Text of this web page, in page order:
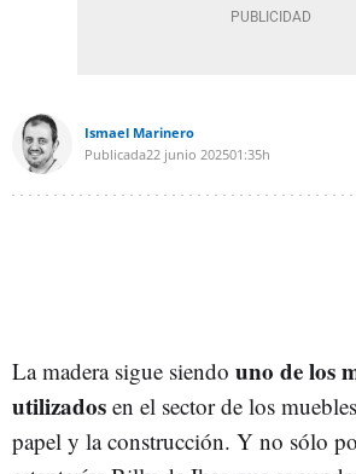
Ismael Marinero
Publicada22 junio 202501:35h
La madera sigue siendo uno de los
utilizados en el sector de los
papel y la construcción. Y no sólo